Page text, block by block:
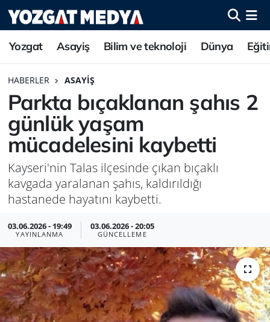
Yozgat Asayiş Bilim ve teknoloji Dünya
HABERLER ASAYIŞ
Parkta bıçaklanan şahıs 2
günlük yaşam
mücadelesini kaybetti
Kayseri'nin Talas ilçesinde çıkan bıçaklı
kavgada yaralanan şahıs, kaldırıldığı
hastanede hayatını kaybetti.
03.06.2026 - 19:49
YAYINLANMA
03.06.2026 - 20:05
GÜNCELLEME